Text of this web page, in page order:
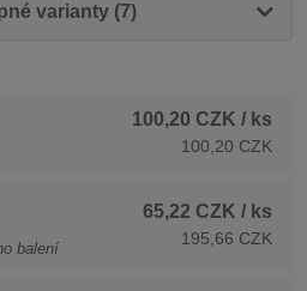
varianty (7)
100,20 CZK / ks
100,20 CZK
balení
65,22 CZK / ks
195,66 CZK